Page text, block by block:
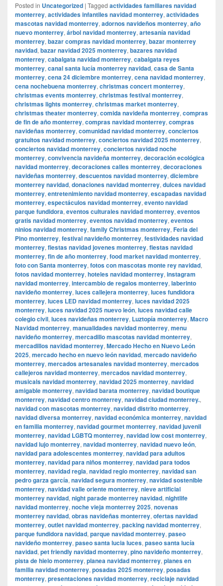
Posted in Uncategorized | Tagged actividades familiares navidad
monterrey, actividades infantiles navidad monterrey, actividades
mascotas navidad monterrey, adornos navideños monterrey, año
nuevo monterrey, árbol navidad monterrey, artesanía navidad
monterrey, bazar compras navidad monterrey, bazar monterrey
navidad, bazar navidad 2025 monterrey, bazares navidad
monterrey, cabalgata navidad monterrey, cabalgata reyes
monterrey, canal santa lucía monterrey navidad, casa de Santa
monterrey, cena 24 diciembre monterrey, cena navidad monterrey,
cena nochebuena monterrey, christmas concert monterrey,
christmas events monterrey, christmas festival monterrey,
christmas lights monterrey, christmas market monterrey,
christmas theater monterrey, comida navideña monterrey, compras
de fin de año monterrey, compras navidad monterrey, compras
navideñas monterrey, comunidad navidad monterrey, conciertos
gratuitos navidad monterrey, conciertos navidad 2025 monterrey,
conciertos navidad monterrey, conciertos navidad noche
monterrey, convivencia navideña monterrey, decoración ecológica
navidad monterrey, decoraciones calles monterrey, decoraciones
navideñas monterrey, descuentos navidad monterrey, diciembre
monterrey navidad, donaciones navidad monterrey, dulces navidad
monterrey, entretenimiento navidad monterrey, escapadas navidad
monterrey, espectáculos navidad monterrey, evento navidad
parque fundidora, eventos culturales navidad monterrey, eventos
gratis navidad monterrey, eventos navidad monterrey, eventos
ninios navidad monterrey, family Christmas monterrey, Feria del
Pino monterrey, festival navideño monterrey, festividades navidad
monterrey, fiestas navidad jovenes monterrey, fiestas navidad
monterrey, fin de año monterrey, food market navidad monterrey,
foto con Santa monterrey, fotos con mascotas monte rey navidad,
fotos navidad monterrey, hoteles navidad monterrey, instagram
navidad monterrey, intercambio de regalos monterrey, laberinto
navideño monterrey, luces callejera monterrey, luces fundidora
monterrey, luces LED navidad monterrey, luces navidad 2025
monterrey, luces navidad 2025 nuevo león, luces navidad calle
colegio civil, luces navideñas monterrey, Luztopía monterrey, Macro
Navidad monterrey, manualidades navidad monterrey, menu
navideño monterrey, mercadillo mascotas navidad monterrey,
mercadillos navidad monterrey, Mercado Hecho en Nuevo León
2025, mercado hecho en nuevo león navidad, mercado navideño
monterrey, mercados artesanales navidad monterrey, mercados
callejeros navidad monterrey, mercados navidad monterrey,
musicals navidad monterrey, navidad 2025 monterrey, navidad
amigable monterrey, navidad barata monterrey, navidad boutique
monterrey, navidad centro monterrey, navidad ciudad monterrey.,
navidad con mascotas monterrey, navidad distrito monterrey,
navidad diversa monterrey, navidad económica monterrey, navidad
en familia monterrey, navidad gourmet monterrey, navidad juvenil
monterrey, navidad LGBTQ monterrey, navidad low cost monterrey,
navidad lujo monterrey, navidad monterrey, navidad nuevo león,
navidad para adolescentes monterrey, navidad para adultos
monterrey, navidad para niños monterrey, navidad para todos
monterrey, navidad regia, navidad regio monterrey, navidad san
pedro garza garcía, navidad segura monterrey, navidad sostenible
monterrey, navidad valle oriente monterrey, nieve artificial
monterrey navidad, night parade monterrey navidad, nightlife
navidad monterrey, noche vieja monterrey 2025, novenas
monterrey navidad, obras navideñas monterrey, ofertas navidad
monterrey, outlet navidad monterrey, packing navidad monterrey,
parque fundidora navidad, parque navidad monterrey, paseo
navideño monterrey, paseo santa lucia luces, paseo santa lucía
navidad, pet friendly navidad monterrey, pino navideño monterrey,
pista de hielo monterrey, planea navidad monterrey, planes en
familia navidad monterrey, posadas 2025 monterrey, posadas
monterrey, presentaciones navidad monterrey, reciclaje navidad